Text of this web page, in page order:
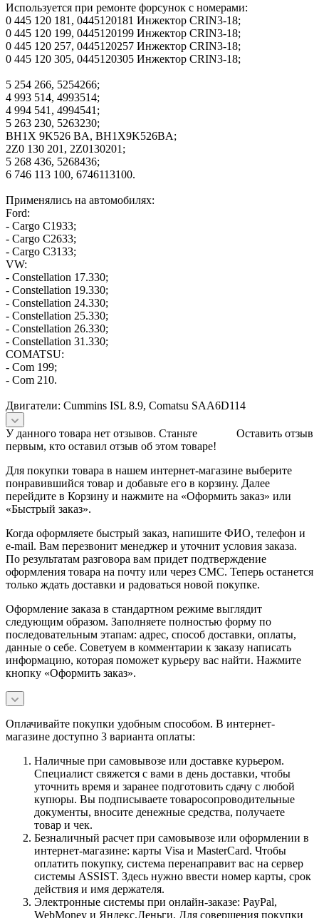
Используется при ремонте форсунок с номерами:
0 445 120 181, 0445120181 Инжектор CRIN3-18;
0 445 120 199, 0445120199 Инжектор CRIN3-18;
0 445 120 257, 0445120257 Инжектор CRIN3-18;
0 445 120 305, 0445120305 Инжектор CRIN3-18;
5 254 266, 5254266;
4 993 514, 4993514;
4 994 541, 4994541;
5 263 230, 5263230;
BH1X 9K526 BA, BH1X9K526BA;
2Z0 130 201, 2Z0130201;
5 268 436, 5268436;
6 746 113 100, 6746113100.
Применялись на автомобилях:
Ford:
- Cargo C1933;
- Cargo C2633;
- Cargo C3133;
VW:
- Constellation 17.330;
- Constellation 19.330;
- Constellation 24.330;
- Constellation 25.330;
- Constellation 26.330;
- Constellation 31.330;
COMATSU:
- Com 199;
- Com 210.
Двигатели: Cummins ISL 8.9, Comatsu SAA6D114
Оставить отзыв
У данного товара нет отзывов. Станьте
первым, кто оставил отзыв об этом товаре!
Для покупки товара в нашем интернет-магазине выберите
понравившийся товар и добавьте его в корзину. Далее
перейдите в Корзину и нажмите на «Оформить заказ» или
«Быстрый заказ».
Когда оформляете быстрый заказ, напишите ФИО, телефон и
e-mail. Вам перезвонит менеджер и уточнит условия заказа.
По результатам разговора вам придет подтверждение
оформления товара на почту или через СМС. Теперь останется
только ждать доставки и радоваться новой покупке.
Оформление заказа в стандартном режиме выглядит
следующим образом. Заполняете полностью форму по
последовательным этапам: адрес, способ доставки, оплаты,
данные о себе. Советуем в комментарии к заказу написать
информацию, которая поможет курьеру вас найти. Нажмите
кнопку «Оформить заказ».
Оплачивайте покупки удобным способом. В интернет-
магазине доступно 3 варианта оплаты:
Наличные при самовывозе или доставке курьером.
Специалист свяжется с вами в день доставки, чтобы
уточнить время и заранее подготовить сдачу с любой
купюры. Вы подписываете товаросопроводительные
документы, вносите денежные средства, получаете
товар и чек.
Безналичный расчет при самовывозе или оформлении в
интернет-магазине: карты Visa и MasterCard. Чтобы
оплатить покупку, система перенаправит вас на сервер
системы ASSIST. Здесь нужно ввести номер карты, срок
действия и имя держателя.
Электронные системы при онлайн-заказе: PayPal,
WebMoney и Яндекс.Деньги. Для совершения покупки